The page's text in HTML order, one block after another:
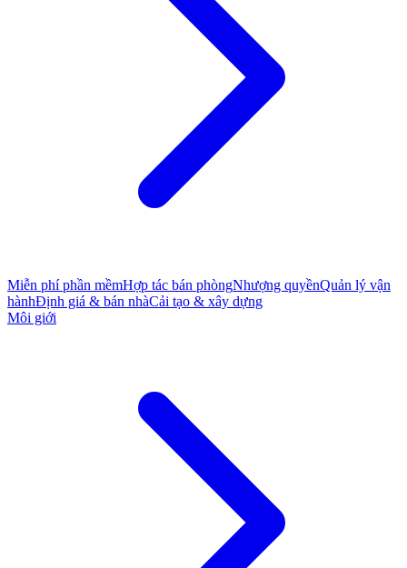
Miễn phí phần mềmHợp tác bán phòngNhượng quyềnQuản lý vận
hànhĐịnh giá & bán nhàCải tạo & xây dựng
Môi giới